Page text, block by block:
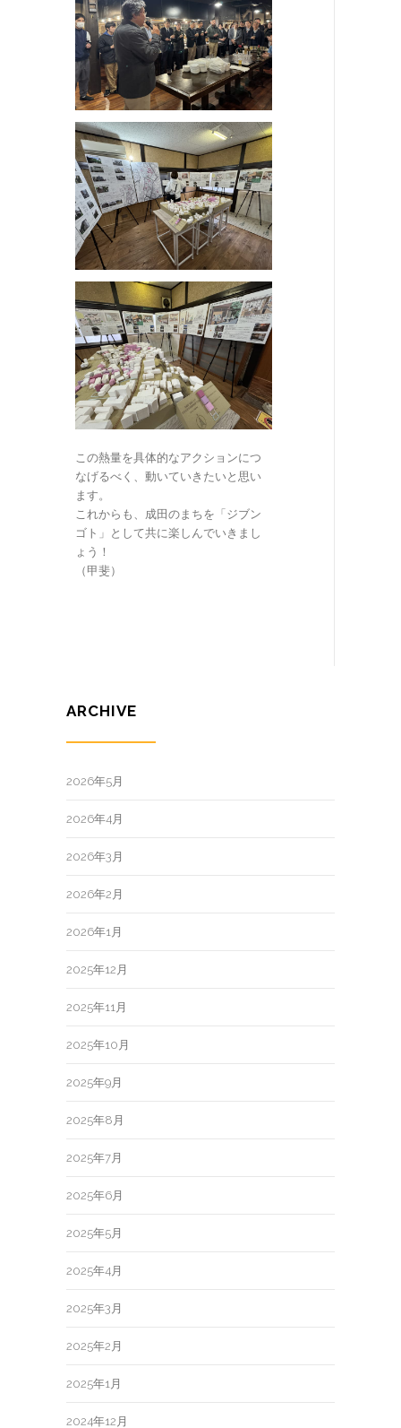
この熱量を具体的なアクションにつ
なげるべく、動いていきたいと思い
ます。
これからも、成田のまちを「ジブン
ゴト」として共に楽しんでいきまし
ょう！
（甲斐）
ARCHIVE
2026年5月
2026年4月
2026年3月
2026年2月
2026年1月
2025年12月
2025年11月
2025年10月
2025年9月
2025年8月
2025年7月
2025年6月
2025年5月
2025年4月
2025年3月
2025年2月
2025年1月
2024年12月